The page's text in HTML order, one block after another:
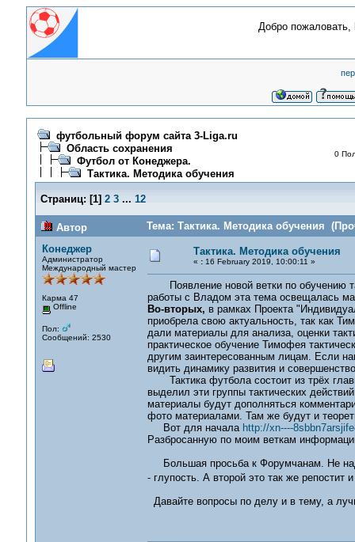
Добро пожаловать,
футбольный форум сайта 3-Liga.ru
Область сохранения
Футбол от Конеджера.
Тактика. Методика обучения
0
Страниц: [1] 2 3 ... 12
Автор
Тема: Тактика. Методика обучения
Конеджер
Администратор
Международный мастер
Карма 47
Offline
Пол:
Сообщений: 2530
Тактика. Методика обучения
« :16 February 2019, 10:00:11 »
Появление новой ветки по обучению
работы с Владом эта тема освещалась
Во-вторых, в рамках Проекта
приобрела свою актуальность, так как
дали материалы для анализа, оценки
практическое обучение Тимофея
другим заинтересованным лицам. Если
видить динамику развития и
Тактика футбола состоит из трёх
выделил эти группы тактических
материалы будут дополняться
фото материалами. Там же будут и
Вот для начала http://xn----
Разбросанную по моим веткам
Большая просьба к Форумчанам. Не
- глупость. А второй это так же
Давайте вопросы по делу и в тему, а